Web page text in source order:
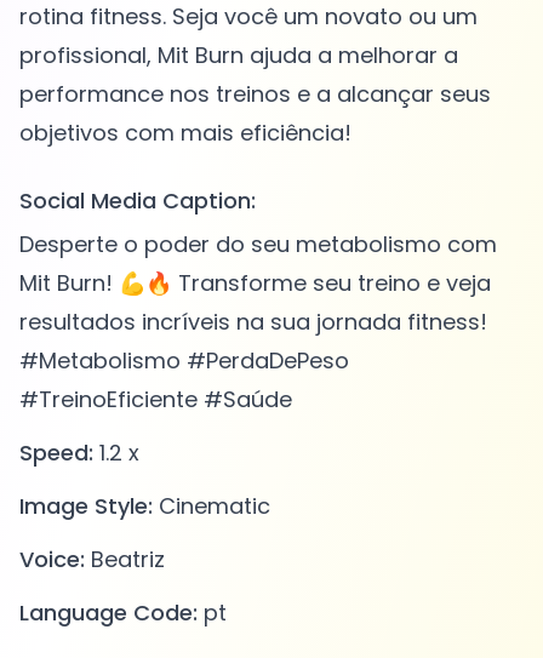
rotina fitness. Seja você um novato ou um
profissional, Mit Burn ajuda a melhorar a
performance nos treinos e a alcançar seus
Social Media Caption:
Desperte o poder do seu metabolismo com
Mit Burn! 💪🔥 Transforme seu treino e veja
resultados incríveis na sua jornada fitness!
#Metabolismo #PerdaDePeso
#TreinoEficiente #Saúde
Speed: 1.2 x
Image Style: Cinematic
Voice: Beatriz
Language Code: pt